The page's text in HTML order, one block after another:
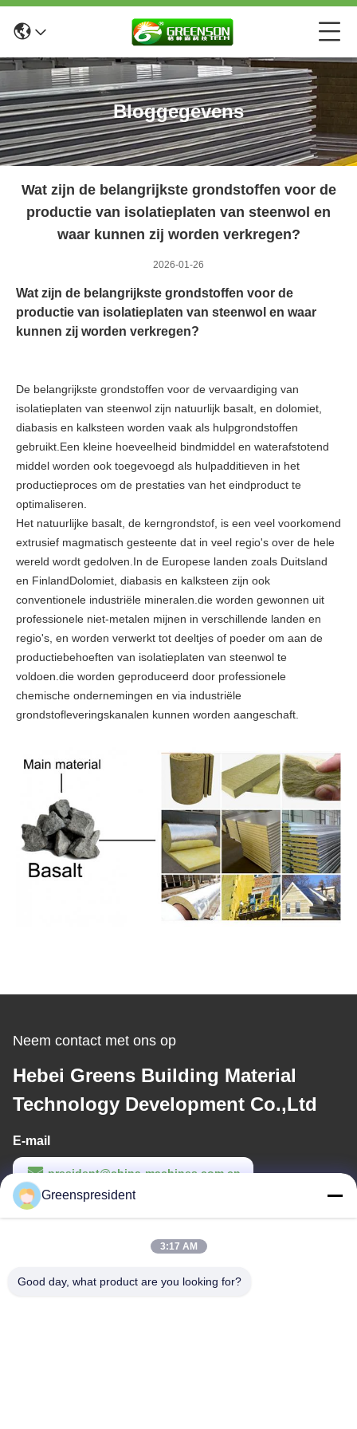
Bloggegevens
Wat zijn de belangrijkste grondstoffen voor de
productie van isolatieplaten van steenwol en
waar kunnen zij worden verkregen?
2026-01-26
Wat zijn de belangrijkste grondstoffen voor de
productie van isolatieplaten van steenwol en waar
kunnen zij worden verkregen?
De belangrijkste grondstoffen voor de vervaardiging van
isolatieplaten van steenwol zijn natuurlijk basalt, en dolomiet,
diabasis en kalksteen worden vaak als hulpgrondstoffen
gebruikt.Een kleine hoeveelheid bindmiddel en waterafstotend
middel worden ook toegevoegd als hulpadditieven in het
productieproces om de prestaties van het eindproduct te
optimaliseren.
Het natuurlijke basalt, de kerngrondstof, is een veel voorkomend
extrusief magmatisch gesteente dat in veel regio's over de hele
wereld wordt gedolven.In de Europese landen zoals Duitsland
en FinlandDolomiet, diabasis en kalksteen zijn ook
conventionele industriële mineralen.die worden gewonnen uit
professionele niet-metalen mijnen in verschillende landen en
regio's, en worden verwerkt tot deeltjes of poeder om aan de
productiebehoeften van isolatieplaten van steenwol te
voldoen.die worden geproduceerd door professionele
chemische ondernemingen en via industriële
grondstofleveringskanalen kunnen worden aangeschaft.
Neem contact met ons op
Hebei Greens Building Material
Technology Development Co.,Ltd
E-mail
president@china-machines.com.cn
Werktijd
Greenspresident
3:17 AM
Good day, what product are you looking for?